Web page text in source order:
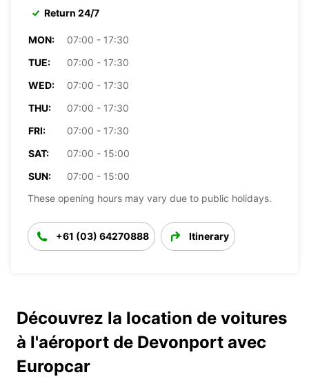
Return 24/7
MON:
07:00 - 17:30
TUE:
07:00 - 17:30
WED:
07:00 - 17:30
THU:
07:00 - 17:30
FRI:
07:00 - 17:30
SAT:
07:00 - 15:00
SUN:
07:00 - 15:00
These opening hours may vary due to public holidays.
+61 (03) 64270888 Itinerary
Découvrez la location de voitures
à l'aéroport de Devonport avec
Europcar